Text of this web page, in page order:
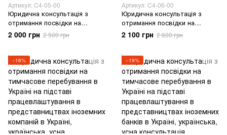
Артикул: C4-05-00
Юридична консультація з
отримання посвідки на
тимчасове перебування в
Україні на підставі
українській компанії
2 000 грн 2 500 грн
Артикул: C4-06-00
Юридична консультація з
отримання посвідки на
тимчасове перебування в
Україні на підставі навчання в
2 100 грн 2 600 грн
−16% −19%